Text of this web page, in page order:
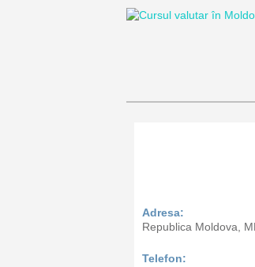
Adresa:
Republica Moldova,
Telefon: